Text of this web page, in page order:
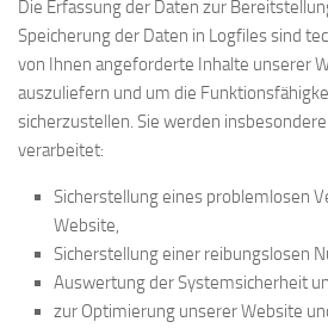
Die Erfassung der Daten zur
Speicherung der Daten in Logfiles sind
von Ihnen angeforderte Inhalte unserer
auszuliefern und um die
sicherzustellen. Sie werden
verarbeitet:
Sicherstellung eines problemlosen
Website,
Sicherstellung einer reibungslosen
Auswertung der Systemsicherheit
zur Optimierung unserer Website